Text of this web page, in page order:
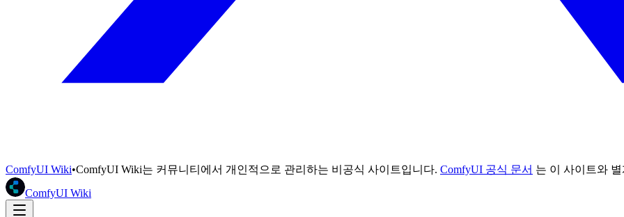
ComfyUI Wiki•ComfyUI Wiki는 커뮤니티에서 개인적으로 관리하는 비공식 사이트입니다. ComfyUI 공식 문서 는 이 사이트와
ComfyUI Wiki